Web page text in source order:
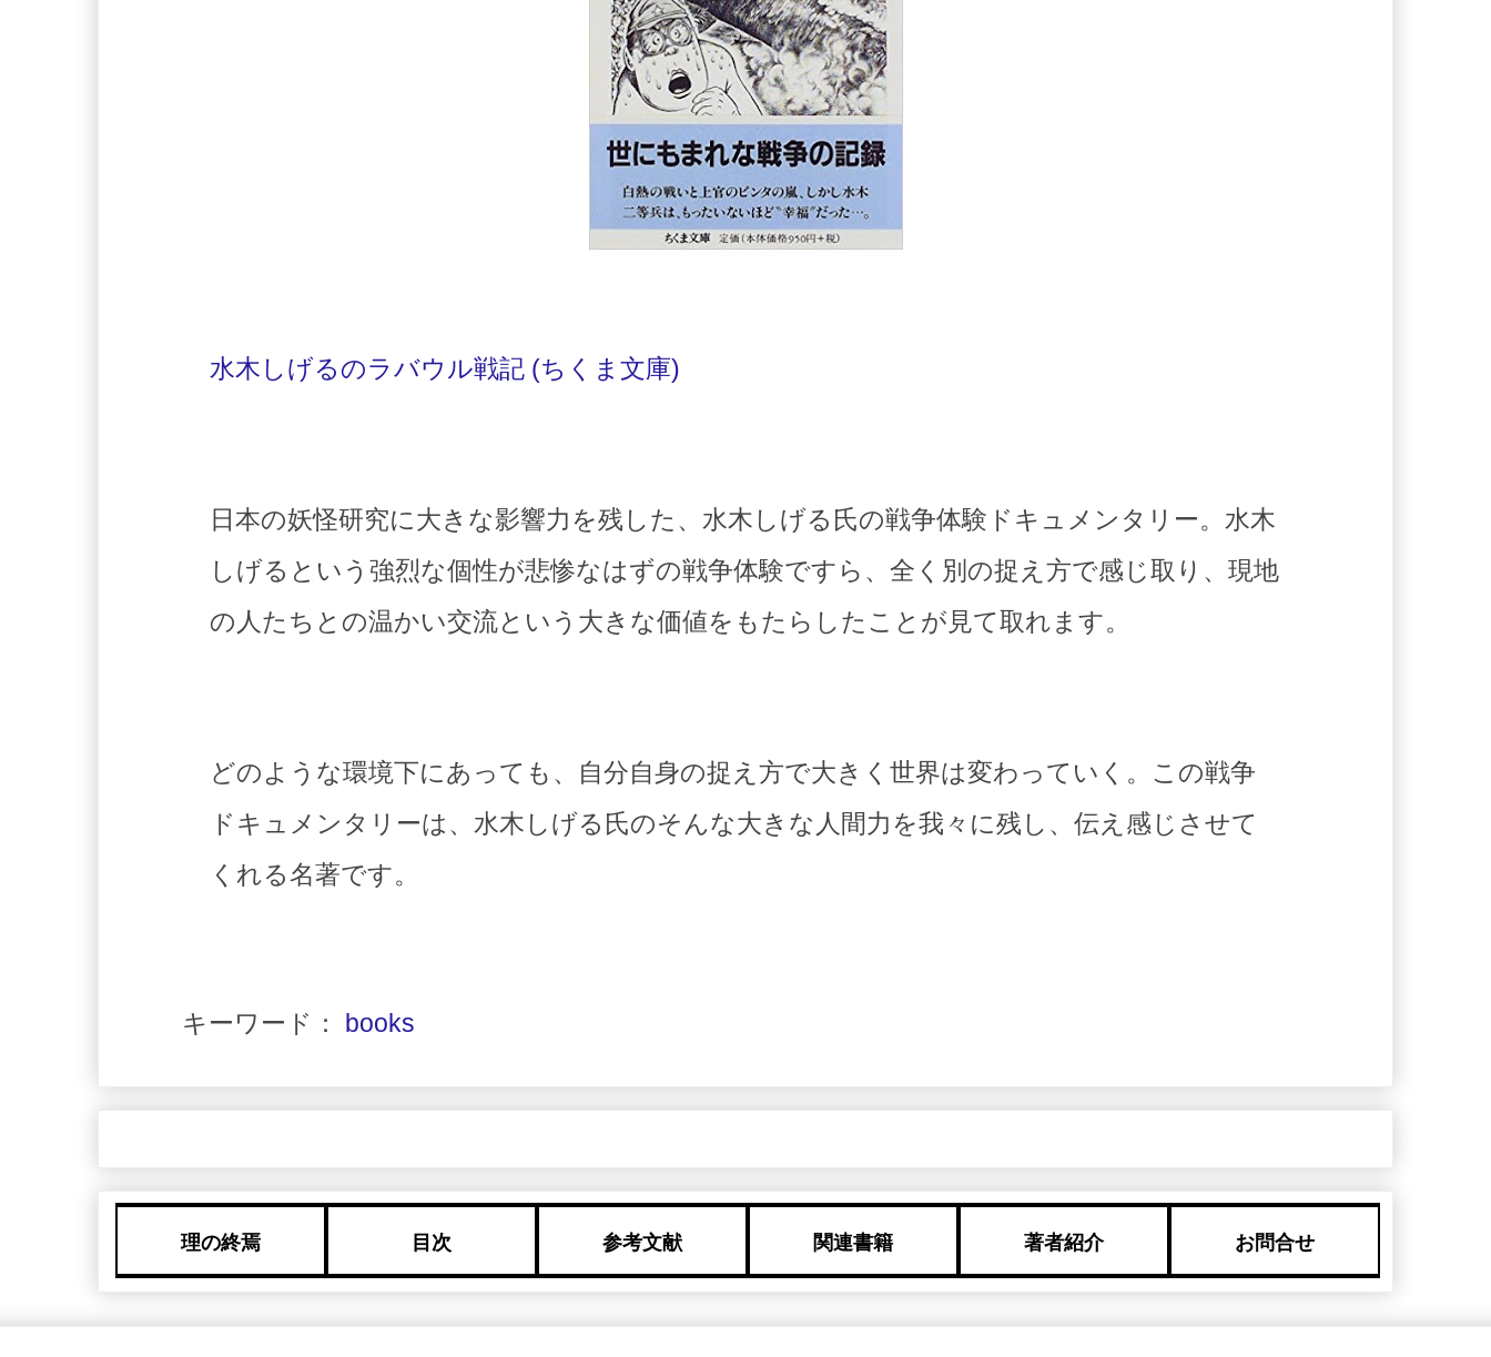
水木しげるのラバウル戦記 (ちくま文庫)
日本の妖怪研究に大きな影響力を残した、水木しげる氏の戦争体験ドキュメンタリー。水木
しげるという強烈な個性が悲惨なはずの戦争体験ですら、全く別の捉え方で感じ取り、現地
の人たちとの温かい交流という大きな価値をもたらしたことが見て取れます。
どのような環境下にあっても、自分自身の捉え方で大きく世界は変わっていく。この戦争
ドキュメンタリーは、水木しげる氏のそんな大きな人間力を我々に残し、伝え感じさせて
くれる名著です。
キーワード： books
理の終焉 目次 参考文献 関連書籍 著者紹介 お問合せ